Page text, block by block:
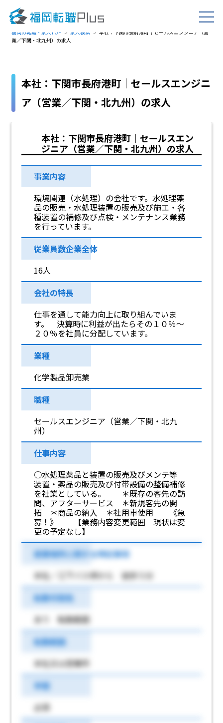
福岡の転職・求人TOP 求人検索
本社：下関市長府港町｜セールスエンジニア（営
業／下関・北九州）の求人
本社：下関市長府港町｜セールスエンジニ
ア（営業／下関・北九州）の求人
本社：下関市長府港町｜セールスエン
ジニア（営業／下関・北九州）の求人
事業内容
環境関連（水処理）の会社です。水処理薬
品の販売・水処理装置の販売及び施エ・各
種装置の補修及び点検・メンテナンス業務
を行っています。
従業員数企業全体
16人
会社の特長
仕事を通して能力向上に取り組んでいま
す。 決算時に利益が出たらその１０％～
２０％を社員に分配しています。
業種
化学製品卸売業
職種
セールスエンジニア（営業／下関・北九
州）
仕事内容
○水処理薬品と装置の販売及びメンテ等
装置・薬品の販売及び付帯設備の整備補修
を社業としている。 ＊既存の客先の訪
問、アフターサービス ＊新規客先の開
拓 ＊商品の納入 ＊社用車使用 《急
募！》 【業務内容変更範囲 現状は変
更の予定なし】
就業場所に関する特記事項
本社／江下バス停から 徒歩５分
転勤可能性
あり 転勤範囲
転勤範囲
本社又は営業所
学歴
必須